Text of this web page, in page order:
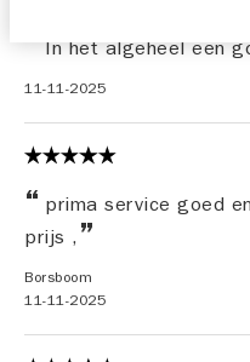
In het algeheel een
11-11-2025
prima service goed
prijs ,
Borsboom
11-11-2025